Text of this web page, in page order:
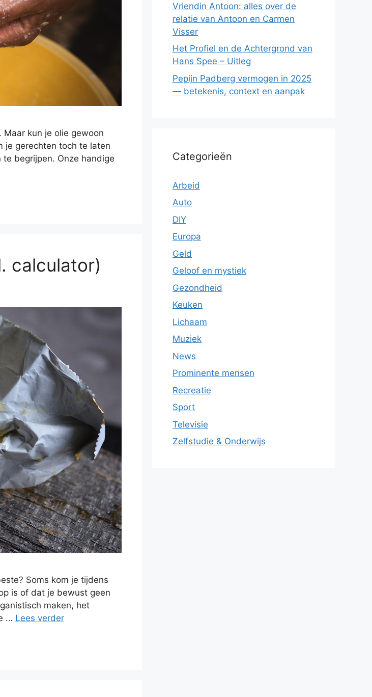
kun je olie gewoon
je gerechten toch te laten
begrijpen. Onze handige
calculator)
Soms kom je tijdens
is of dat je bewust geen
maken, het
… Lees verder
Vriendin Antoon: alles over de
relatie van Antoon en Carmen
Visser
Het Profiel en de Achtergrond van
Hans Spee – Uitleg
Pepijn Padberg vermogen in 2025
— betekenis, context en aanpak
Categorieën
Arbeid
Auto
DIY
Europa
Geld
Geloof en mystiek
Gezondheid
Keuken
Lichaam
Muziek
News
Prominente mensen
Recreatie
Sport
Televisie
Zelfstudie & Onderwijs